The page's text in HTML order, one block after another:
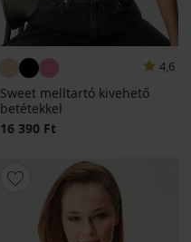
4,6
Sweet melltartó kivehető
betétekkel
16 390 Ft